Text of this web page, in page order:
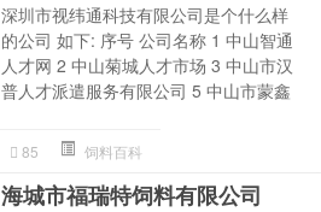
深圳市视纬通科技有限公司是个什么样
的公司 如下: 序号 公司名称 1 中山智通
人才网 2 中山菊城人才市场 3 中山市汉
普人才派遣服务有限公司 5 中山市蒙鑫
85 饲料百科
海城市福瑞特饲料有限公司